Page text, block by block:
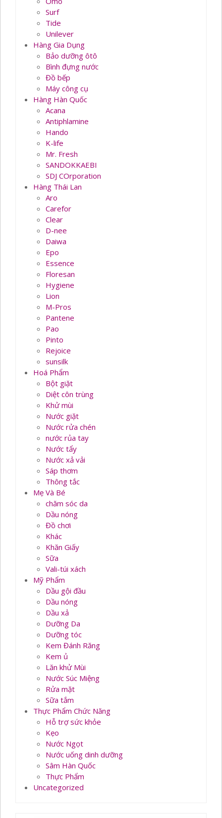
Surf
Tide
Unilever
Hàng Gia Dụng
Bảo dưỡng ôtô
Bình đựng nước
Đồ bếp
Máy công cụ
Hàng Hàn Quốc
Acana
Antiphlamine
Hando
K-life
Mr. Fresh
SANDOKKAEBI
SDJ COrporation
Hàng Thái Lan
Aro
Carefor
Clear
D-nee
Daiwa
Epo
Essence
Floresan
Hygiene
Lion
M-Pros
Pantene
Pao
Pinto
Rejoice
sunsilk
Hoá Phẩm
Bột giặt
Diệt côn trùng
Khử mùi
Nước giặt
Nước rửa chén
nước rủa tay
Nước tẩy
Nước xả vải
Sáp thơm
Thông tắc
Mẹ Và Bé
chăm sóc da
Dầu nóng
Đồ chơi
Khác
Khăn Giấy
Sữa
Vali-túi xách
Mỹ Phẩm
Dầu gội đầu
Dầu nóng
Dầu xả
Dưỡng Da
Dưỡng tóc
Kem Đánh Răng
Kem ủ
Lăn khử Mùi
Nước Súc Miệng
Rửa mặt
Sữa tắm
Thực Phẩm Chức Năng
Hỗ trợ sức khỏe
Kẹo
Nước Ngọt
Nước uống dinh dưỡng
Sâm Hàn Quốc
Thực Phẩm
Uncategorized